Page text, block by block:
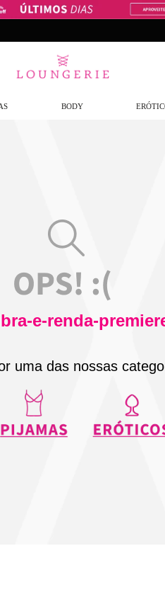
BODY
e-renda-
uma das nossas